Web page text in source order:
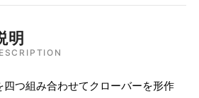
明
四つ組み合わせてクローバーを形作